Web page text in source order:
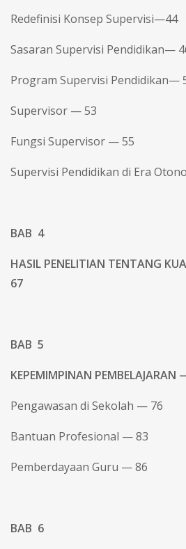
Redefinisi Konsep Supervisi—44
Sasaran Supervisi Pendidikan—
Program Supervisi Pendidikan—
Supervisor — 53
Fungsi Supervisor — 55
Supervisi Pendidikan di Era
BAB 4
HASIL PENELITIAN TENTANG
67
BAB 5
KEPEMIMPINAN PEMBELAJARAN
Pengawasan di Sekolah — 76
Bantuan Profesional — 83
Pemberdayaan Guru — 86
BAB 6